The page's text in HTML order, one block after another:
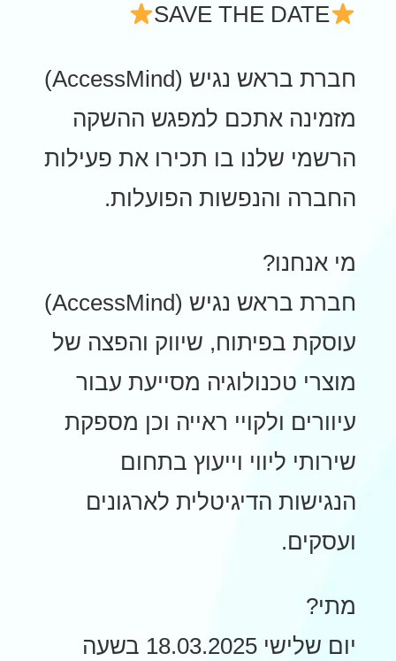
SAVE THE DATE
חברת בראש נגיש (AccessMind)
מזמינה אתכם למפגש ההשקה
הרשמי שלנו בו תכירו את פעילות
החברה והנפשות הפועלות.
מי אנחנו?
חברת בראש נגיש (AccessMind)
עוסקת בפיתוח, שיווק והפצה של
מוצרי טכנולוגיה מסייעת עבור
עיוורים ולקויי ראייה וכן מספקת
שירותי ליווי וייעוץ בתחום
הנגישות הדיגיטלית לארגונים
ועסקים.
מתי?
יום שלישי 18.03.2025 בשעה